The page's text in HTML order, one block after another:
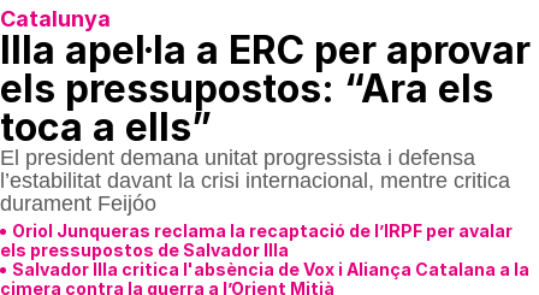
Catalunya
Illa apel·la a ERC per aprovar
els pressupostos: “Ara els
toca a ells”
El president demana unitat progressista i defensa
l’estabilitat davant la crisi internacional, mentre critica
durament Feijóo
Oriol Junqueras reclama la recaptació de l’IRPF per avalar
els pressupostos de Salvador Illa
Salvador Illa critica l'absència de Vox i Aliança Catalana a la
cimera contra la guerra a l’Orient Mitjà